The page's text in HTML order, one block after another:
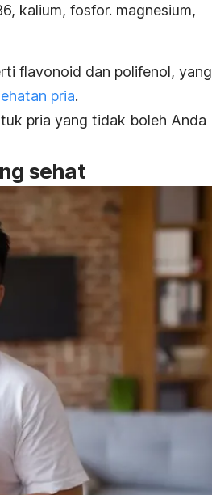
kalium, fosfor. magnesium,
flavonoid dan polifenol, yang
pria.
pria yang tidak boleh Anda
sehat